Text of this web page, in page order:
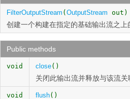
FilterOutputStream ( OutputStream out)
创建一个构建在指定的基础输出流之上
Public methods
void close()
关闭此输出流并释放与该流关
void flush()